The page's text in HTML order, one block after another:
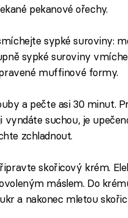
pekanové ořechy.
sypké suroviny:
sypké suroviny
muffinové formy.
a pečte asi 30 minut.
vyndáte suchou, je
zchladnout.
skořicový krém.
máslem. Do
a nakonec mletou